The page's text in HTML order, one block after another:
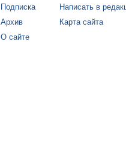
Подписка
Архив
О сайте
Написать в
Карта сайта